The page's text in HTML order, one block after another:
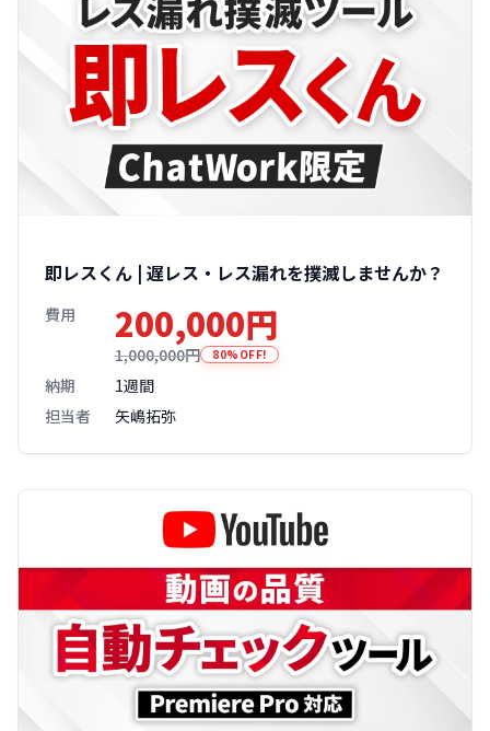
即レスくん | 遅レス・レス漏れを撲滅しませんか？
費用 200,000円
1,000,000円 80%OFF!
納期
1週間
担当者
矢嶋拓弥